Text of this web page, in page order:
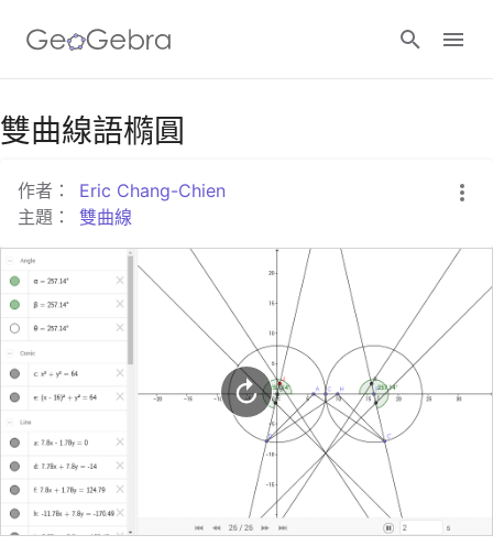
Google Classroom
GeoGebra Classroom
雙曲線語橢圓
作者：
Eric Chang-Chien
主題：
雙曲線